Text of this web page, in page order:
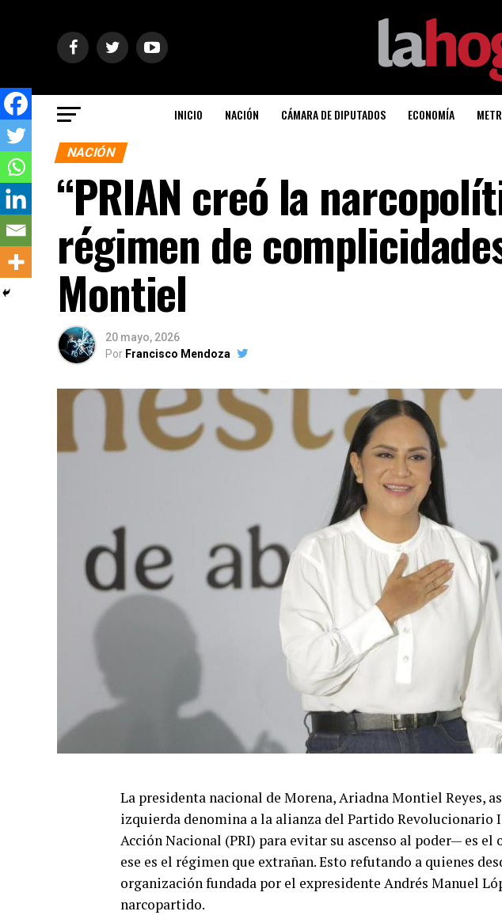
INICIO NACIÓN CÁMARA DE DIPUTADOS ECONOMÍA
NACIÓN
“PRIAN creó la
régimen de
Montiel
20 mayo, 2026
Por Francisco Mendoza
La presidenta nacional de Morena, Ariadna Montiel Reyes,
izquierda denomina a la alianza del Partido Revolucionario
Acción Nacional (PRI) para evitar su ascenso al poder— es
ese es el régimen que extrañan. Esto refutando a quienes
organización fundada por el expresidente Andrés Manuel
narcopartido.